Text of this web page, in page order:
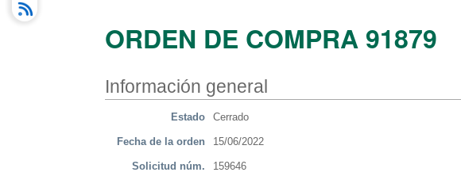
ORDEN DE COMPRA 91879
Información general
Estado Cerrado
Fecha de la orden 15/06/2022
Solicitud núm. 159646